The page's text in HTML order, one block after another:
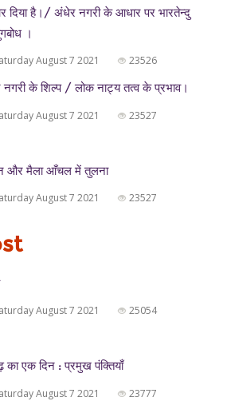
दिया है।/ अंधेर नगरी के आधार पर भारतेन्दु
।
August 7 2021 23526
के शिल्प / लोक नाट्य तत्व के प्रभाव।
August 7 2021 23527
और मैला आँचल में तुलना
August 7 2021 23527
August 7 2021 25054
का एक दिन : प्रमुख पंक्तियाँ
August 7 2021 23777